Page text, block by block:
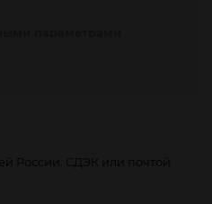
России: СДЭК или почтой